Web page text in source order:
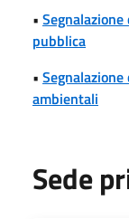
•
pubblica
•
ambientali
Sede